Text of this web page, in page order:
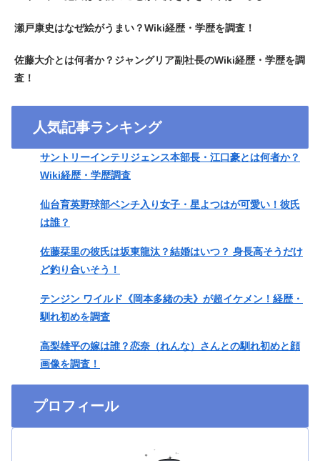
瀬戸康史はなぜ絵がうまい？Wiki経歴・学歴を調査！
佐藤大介とは何者か？ジャングリア副社長のWiki経歴・学歴を調
査！
人気記事ランキング
サントリーインテリジェンス本部長・江口豪とは何者か？
Wiki経歴・学歴調査
仙台育英野球部ベンチ入り女子・星よつはが可愛い！彼氏
は誰？
佐藤栞里の彼氏は坂東龍汰？結婚はいつ？ 身長高そうだけ
ど釣り合いそう！
テンジン ワイルド《岡本多緒の夫》が超イケメン！経歴・
馴れ初めを調査
高梨雄平の嫁は誰？恋奈（れんな）さんとの馴れ初めと顔
画像を調査！
プロフィール